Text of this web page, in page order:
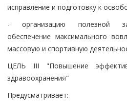
исправление и подготовку к
- организацию полезной
обеспечение максимального
массовую и спортивную
ЦЕЛЬ III "Повышение
здравоохранения"
Предусматривает: